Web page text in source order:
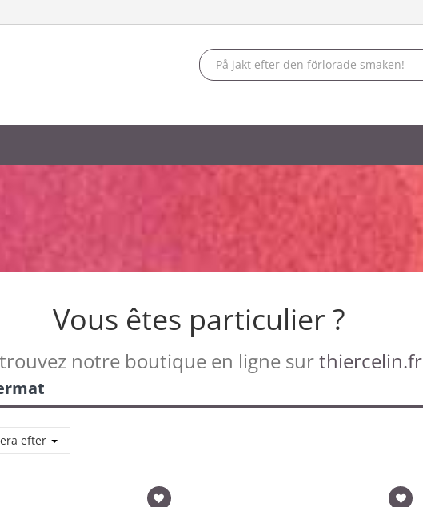
Vous êtes particulier ?
notre boutique en ligne surthiercelin.fr
efter